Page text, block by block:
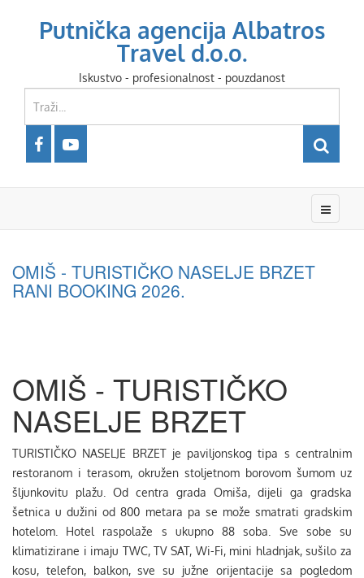
Putnička agencija Albatros
Travel d.o.o.
Iskustvo - profesionalnost - pouzdanost
OMIŠ - TURISTIČKO NASELJE BRZET
RANI BOOKING 2026.
OMIŠ - TURISTIČKO
NASELJE BRZET
TURISTIČKO NASELJE BRZET je paviljonskog tipa s centralnim
restoranom i terasom, okružen stoljetnom borovom šumom uz
šljunkovitu plažu. Od centra grada Omiša, dijeli ga gradska
šetnica u dužini od 800 metara pa se može smatrati gradskim
hotelom. Hotel raspolaže s ukupno 88 soba. Sve sobe su
klimatizirane i imaju TWC, TV SAT, Wi-Fi, mini hladnjak, sušilo za
kosu, telefon, balkon, sve su južne orijentacije sa pogledom